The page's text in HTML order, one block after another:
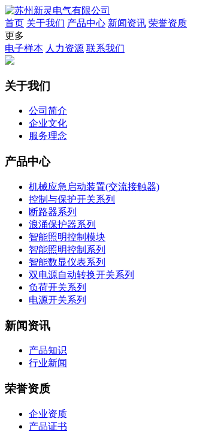
首页 关于我们 产品中心 新闻资讯 荣誉资质
更多
电子样本 人力资源 联系我们
关于我们
公司简介
企业文化
服务理念
产品中心
机械应急启动装置(交流接触器)
控制与保护开关系列
断路器系列
浪涌保护器系列
智能照明控制模块
智能照明控制系列
智能数显仪表系列
双电源自动转换开关系列
负荷开关系列
电源开关系列
新闻资讯
产品知识
行业新闻
荣誉资质
企业资质
产品证书